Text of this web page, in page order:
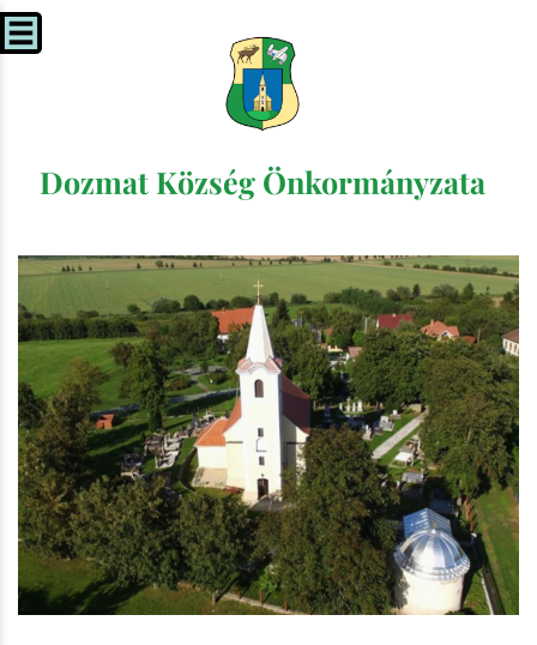
Dozmat Község Önkormányzata